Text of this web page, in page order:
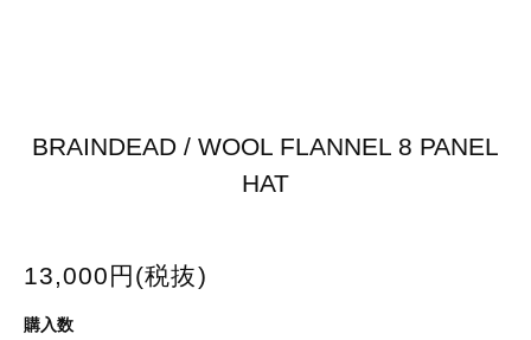
BRAINDEAD / WOOL FLANNEL 8 PANEL
HAT
13,000円(税抜)
購入数